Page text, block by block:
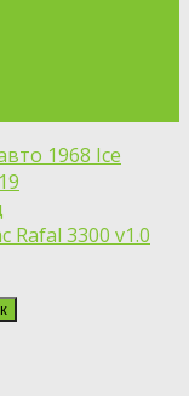
1968 Ice
Rafal 3300 v1.0